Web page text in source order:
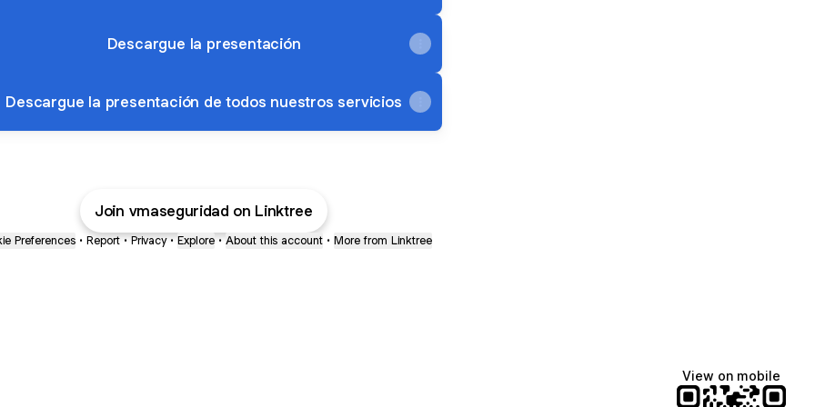
Descargue la presentación
Descargue la presentación de todos nuestros servicios
Join vmaseguridad on Linktree
Preferences • Report • Privacy • Explore • About this account • More from Linktree
View on mobile